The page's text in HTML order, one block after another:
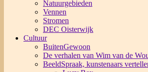
Natuurgebieden
Vennen
Stromen
DEC Oisterwijk
Cultuur
BuitenGewoon
De verhalen van Wim van de
BeeldSpraak, kunstenaars